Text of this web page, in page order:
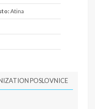
Atina
POSLOVNICE